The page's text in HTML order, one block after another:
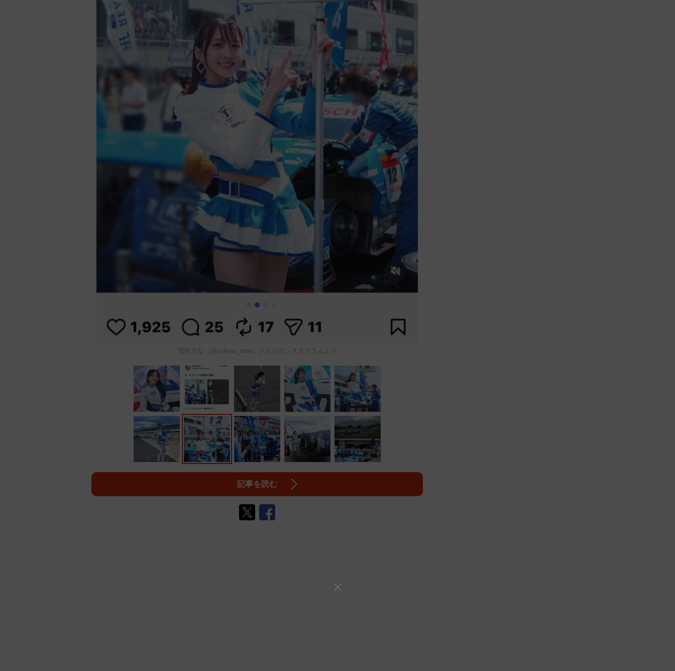
雪野るな（@yukino_runa）さんのインスタグラムより
記事を読む